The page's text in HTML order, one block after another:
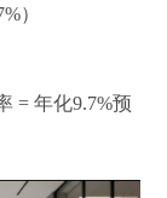
）
= ‌年化9.7%预